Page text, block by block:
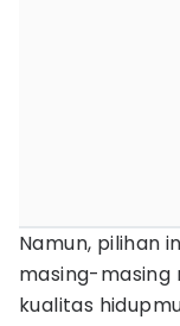
Namun, pilihan
masing-masing
kualitas